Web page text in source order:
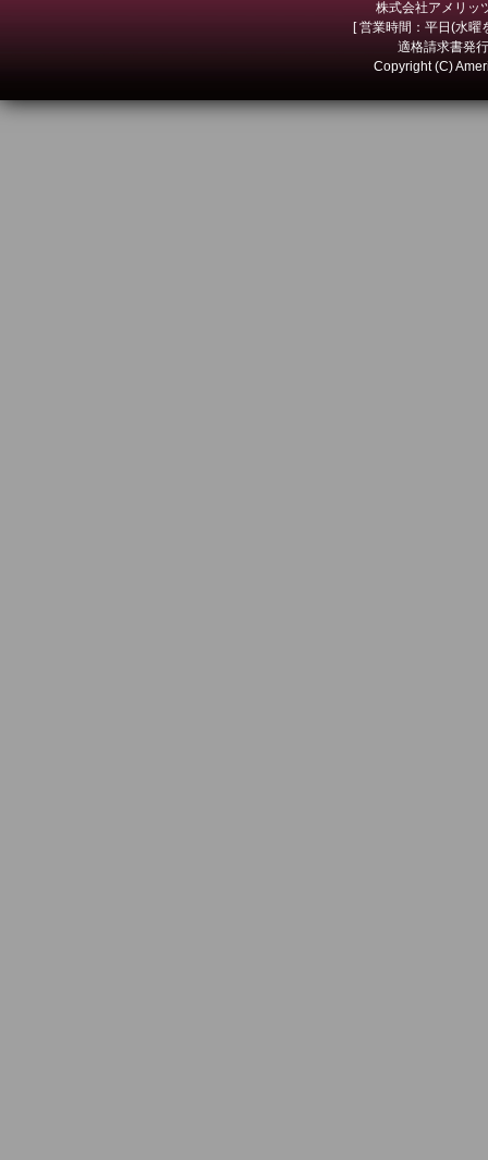
株式会社アメリ
[ 営業時間：平日(水
適格請求書発
Copyright (C)